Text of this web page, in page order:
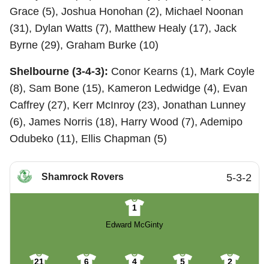
Grace (5), Joshua Honohan (2), Michael Noonan
(31), Dylan Watts (7), Matthew Healy (17), Jack
Byrne (29), Graham Burke (10)
Shelbourne (3-4-3): Conor Kearns (1), Mark Coyle
(8), Sam Bone (15), Kameron Ledwidge (4), Evan
Caffrey (27), Kerr McInroy (23), Jonathan Lunney
(6), James Norris (18), Harry Wood (7), Ademipo
Odubeko (11), Ellis Chapman (5)
Shamrock Rovers 5-3-2
1
Edward McGinty
21
6
4
5
2